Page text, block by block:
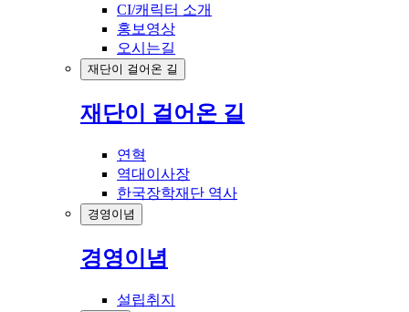
CI/캐릭터 소개
홍보영상
오시는길
재단이 걸어온 길
재단이 걸어온 길
연혁
역대이사장
한국장학재단 역사
경영이념
경영이념
설립취지